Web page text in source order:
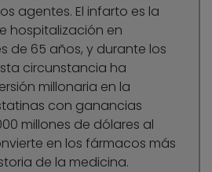
agentes. El infarto es la
hospitalización en
de 65 años, y durante los
circunstancia ha
millonaria en la
con ganancias
millones de dólares al
en los fármacos más
de la medicina.